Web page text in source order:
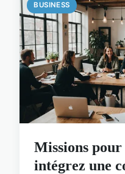
BUSINESS
Missions pour
intégrez une